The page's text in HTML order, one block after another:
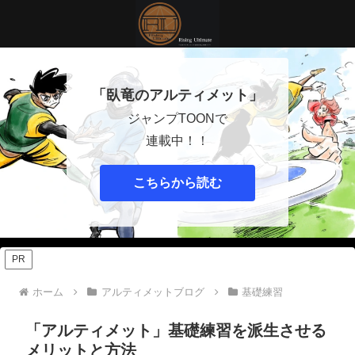
「臥竜のアルティメット」
ジャンプTOONで
連載中！！
こちらから読む
PR
ホーム アルティメットブログ 基礎練習
「アルティメット」基礎練習を派生させる
メリットと方法